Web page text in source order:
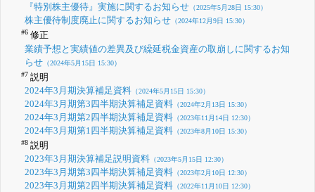
『特別株主優待』実施に関するお知らせ（2025年5月28日 15:30）
株主優待制度廃止に関するお知らせ（2024年12月9日 15:30）
#6修正
業績予想と実績値の差異及び繰延税金資産の取崩しに関するお知
らせ（2024年5月15日 15:30）
#7 説明
2024年3月期決算補足資料（2024年5月15日 15:30）
2024年3月期第3四半期決算補足資料（2024年2月13日 15:30）
2024年3月期第2四半期決算補足資料（2023年11月14日 12:30）
2024年3月期第1四半期決算補足資料（2023年8月10日 15:30）
#8説明
2023年3月期決算補足説明資料（2023年5月15日 12:30）
2023年3月期第3四半期決算補足資料（2023年2月10日 12:30）
2023年3月期第2四半期決算補足資料（2022年11月10日 12:30）